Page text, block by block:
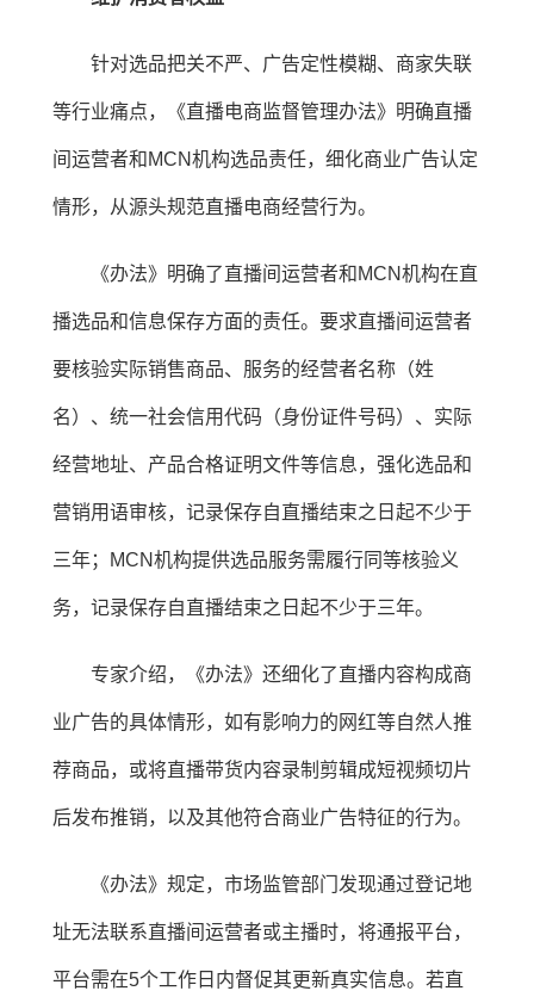
针对选品把关不严、广告定性模糊、商家失联
等行业痛点，《直播电商监督管理办法》明确直播
间运营者和MCN机构选品责任，细化商业广告认定
情形，从源头规范直播电商经营行为。
《办法》明确了直播间运营者和MCN机构在直
播选品和信息保存方面的责任。要求直播间运营者
要核验实际销售商品、服务的经营者名称（姓
名）、统一社会信用代码（身份证件号码）、实际
经营地址、产品合格证明文件等信息，强化选品和
营销用语审核，记录保存自直播结束之日起不少于
三年；MCN机构提供选品服务需履行同等核验义
务，记录保存自直播结束之日起不少于三年。
专家介绍，《办法》还细化了直播内容构成商
业广告的具体情形，如有影响力的网红等自然人推
荐商品，或将直播带货内容录制剪辑成短视频切片
后发布推销，以及其他符合商业广告特征的行为。
《办法》规定，市场监管部门发现通过登记地
址无法联系直播间运营者或主播时，将通报平台，
平台需在5个工作日内督促其更新真实信息。若直